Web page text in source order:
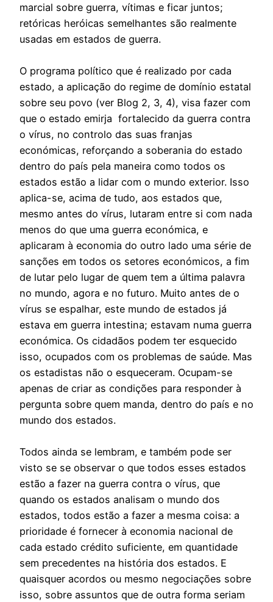
marcial sobre guerra, vítimas e ficar juntos;
retóricas heróicas semelhantes são realmente
usadas em estados de guerra.
O programa político que é realizado por cada
estado, a aplicação do regime de domínio estatal
sobre seu povo (ver Blog 2, 3, 4), visa fazer com
que o estado emirja fortalecido da guerra contra
o vírus, no controlo das suas franjas
económicas, reforçando a soberania do estado
dentro do país pela maneira como todos os
estados estão a lidar com o mundo exterior. Isso
aplica-se, acima de tudo, aos estados que,
mesmo antes do vírus, lutaram entre si com nada
menos do que uma guerra económica, e
aplicaram à economia do outro lado uma série de
sanções em todos os setores económicos, a fim
de lutar pelo lugar de quem tem a última palavra
no mundo, agora e no futuro. Muito antes de o
vírus se espalhar, este mundo de estados já
estava em guerra intestina; estavam numa guerra
económica. Os cidadãos podem ter esquecido
isso, ocupados com os problemas de saúde. Mas
os estadistas não o esqueceram. Ocupam-se
apenas de criar as condições para responder à
pergunta sobre quem manda, dentro do país e no
mundo dos estados.
Todos ainda se lembram, e também pode ser
visto se se observar o que todos esses estados
estão a fazer na guerra contra o vírus, que
quando os estados analisam o mundo dos
estados, todos estão a fazer a mesma coisa: a
prioridade é fornecer à economia nacional de
cada estado crédito suficiente, em quantidade
sem precedentes na história dos estados. E
quaisquer acordos ou mesmo negociações sobre
isso, sobre assuntos que de outra forma seriam